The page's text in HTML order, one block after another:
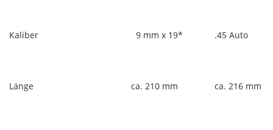
Kaliber 9 mm x 19* .45 Auto
Länge ca. 210 mm ca. 216 mm